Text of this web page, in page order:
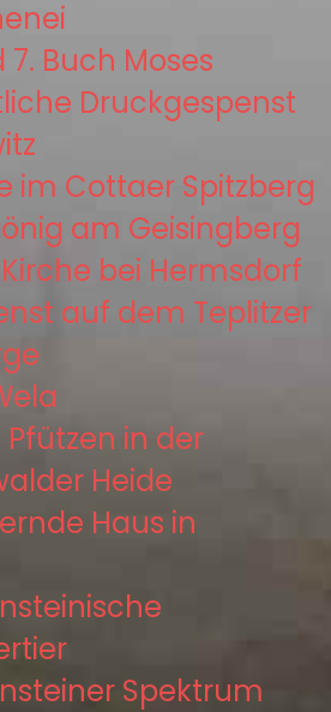
7. Buch Moses
Druckgespenst
im Cottaer Spitzberg
am Geisingberg
bei Hermsdorf
auf dem Teplitzer
in der
Heide
Haus in
Spektrum